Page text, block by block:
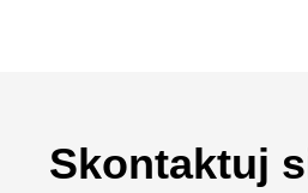
Skontaktuj